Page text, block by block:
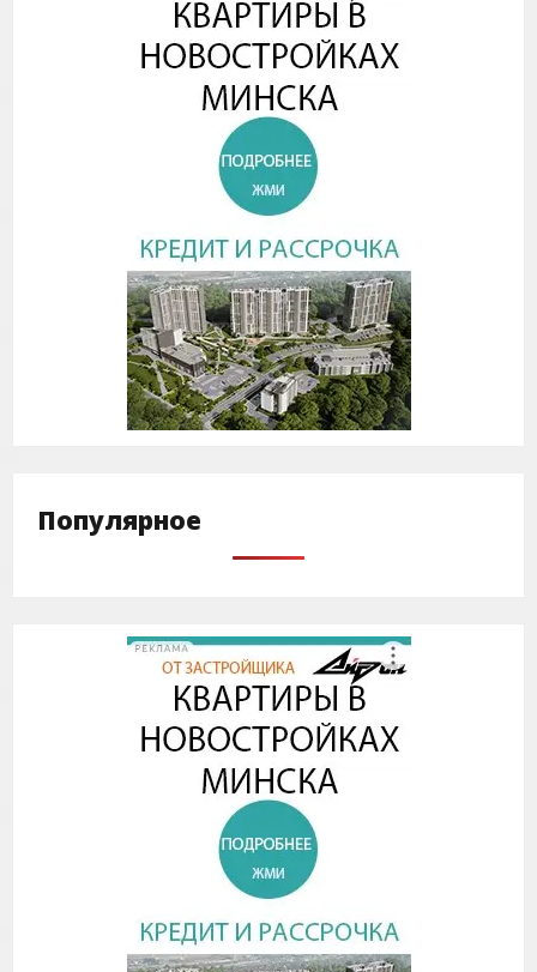
Популярное